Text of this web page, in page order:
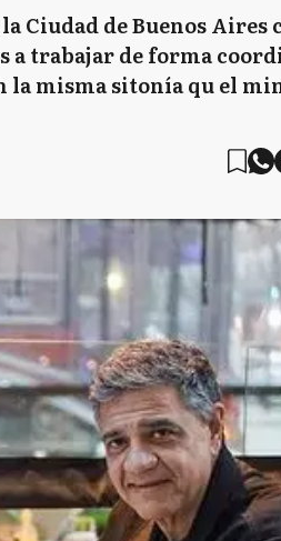
Ciudad de Buenos Aires
a trabajar de forma
la misma sitonía qu el